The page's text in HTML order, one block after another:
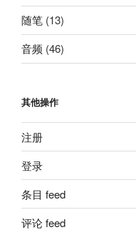
随笔 (13)
音频 (46)
其他操作
注册
登录
条目 feed
评论 feed